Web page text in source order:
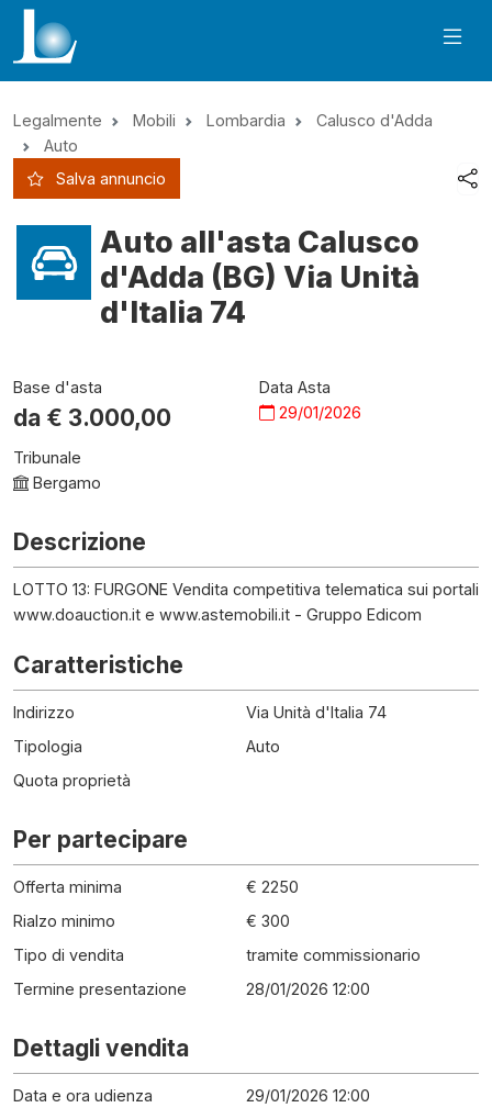
Legalmente Mobili Lombardia
Calusco d'Adda
Auto
Salva annuncio
Auto all'asta Calusco
d'Adda (BG) Via Unità
d'Italia 74
Base d'asta
da € 3.000,00
Data Asta
29/01/2026
Tribunale
Bergamo
Descrizione
LOTTO 13: FURGONE Vendita competitiva telematica sui portali
www.doauction.it e www.astemobili.it - Gruppo Edicom
Caratteristiche
Indirizzo
Via Unità d'Italia 74
Tipologia
Auto
Quota proprietà
Per partecipare
Offerta minima
€ 2250
Rialzo minimo
€ 300
Tipo di vendita
tramite commissionario
Termine presentazione
28/01/2026 12:00
Dettagli vendita
Data e ora udienza
29/01/2026 12:00